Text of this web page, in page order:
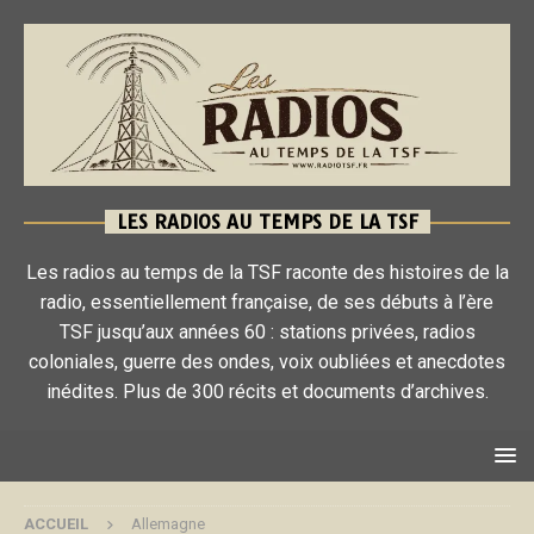
LES RADIOS AU TEMPS DE LA TSF
Les radios au temps de la TSF raconte des histoires de la
radio, essentiellement française, de ses débuts à l’ère
TSF jusqu’aux années 60 : stations privées, radios
coloniales, guerre des ondes, voix oubliées et anecdotes
inédites. Plus de 300 récits et documents d’archives.
ACCUEIL Allemagne